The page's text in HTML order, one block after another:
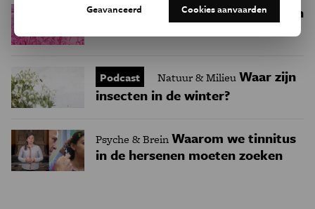
RuimteEen bakkerij op 400 miljoen
kilometer van de aarde
Podcast Natuur & MilieuWaar zijn
insecten in de winter?
Psyche & BreinWaarom we tinnitus
in de hersenen moeten zoeken
Geavanceerd Cookies aanvaarden